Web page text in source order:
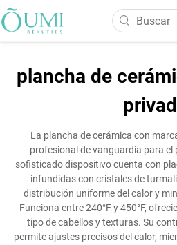
Sobre Nosotros
Productos
Noticias
Aplicación
plancha de
La plancha de cerámica con
profesional de vanguardia para el
sofisticado dispositivo cuenta con
infundidas con cristales de
distribución uniforme del calor y
Funciona entre 240°F y 450°F,
tipo de cabellos y texturas. Su
permite ajustes precisos del calor,